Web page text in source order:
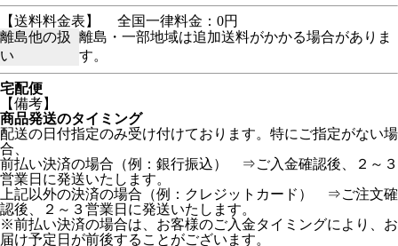
【送料料金表】
全国一律料金：0円
離島他の扱
い
離島・一部地域は追加送料がかかる場合がありま
す。
宅配便
【備考】
商品発送のタイミング
配送の日付指定のみ受け付けております。特にご指定がない場
合、
前払い決済の場合（例：銀行振込） ⇒ご入金確認後、２～３
営業日に発送いたします。
上記以外の決済の場合（例：クレジットカード） ⇒ご注文確
認後、２～３営業日に発送いたします。
※前払い決済の場合は、お客様のご入金タイミングにより、お
届け予定日が前後することがございます。